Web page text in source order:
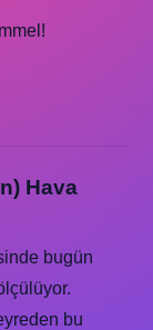
Hava
bugün
bu